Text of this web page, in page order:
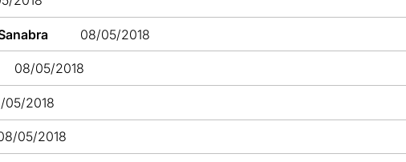
08/05/2018
08/05/2018
05/2018
05/2018